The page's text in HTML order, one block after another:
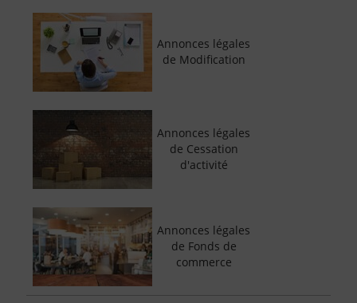
Annonces légales
de Modification
Annonces légales
de Cessation
d'activité
Annonces légales
de Fonds de
commerce